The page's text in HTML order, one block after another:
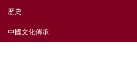
歷史
中國文化傳承